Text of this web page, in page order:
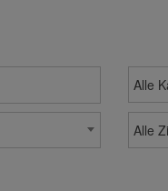
Alle
Alle